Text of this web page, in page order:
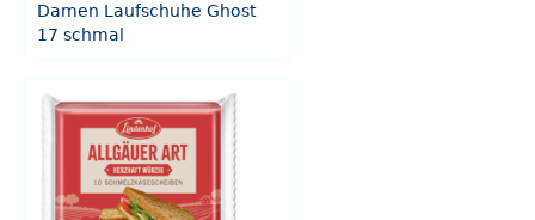
Damen Laufschuhe Ghost
17 schmal